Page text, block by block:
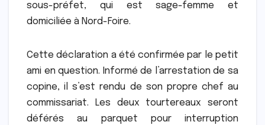
sous-préfet, qui est sage-femme et
domiciliée à Nord-Foire.
Cette déclaration a été confirmée par le petit
ami en question. Informé de l’arrestation de sa
copine, il s’est rendu de son propre chef au
commissariat. Les deux tourtereaux seront
déférés au parquet pour interruption